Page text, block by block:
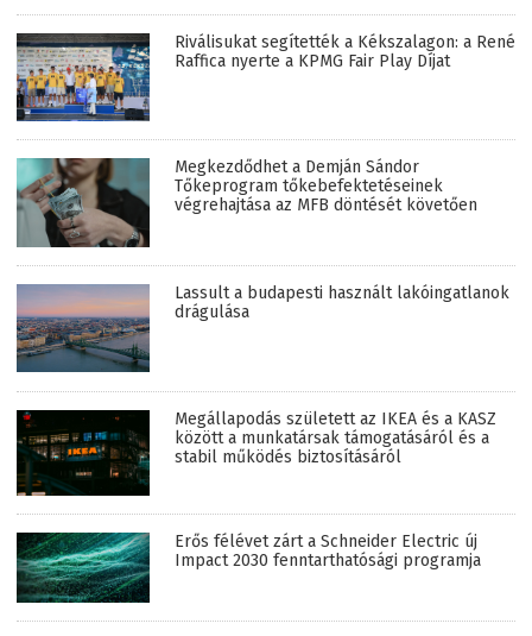
Riválisukat segítették a Kékszalagon: a René
Raffica nyerte a KPMG Fair Play Díjat
Megkezdődhet a Demján Sándor
Tőkeprogram tőkebefektetéseinek
végrehajtása az MFB döntését követően
Lassult a budapesti használt lakóingatlanok
drágulása
Megállapodás született az IKEA és a KASZ
között a munkatársak támogatásáról és a
stabil működés biztosításáról
Erős félévet zárt a Schneider Electric új
Impact 2030 fenntarthatósági programja